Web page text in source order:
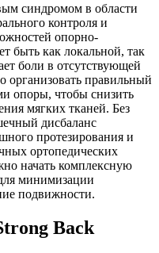
синдромом в области
контроля и
опорно-
быть как локальной, так
боли в отсутствующей
организовать правильный
опоры, чтобы снизить
мягких тканей. Без
дисбаланс
протезирования и
ортопедических
начать комплексную
минимизации
подвижности.
Back